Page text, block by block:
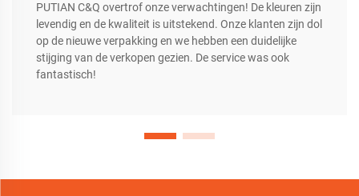
PUTIAN C&Q overtrof onze verwachtingen! De kleuren zijn
levendig en de kwaliteit is uitstekend. Onze klanten zijn dol
op de nieuwe verpakking en we hebben een duidelijke
stijging van de verkopen gezien. De service was ook
fantastisch!